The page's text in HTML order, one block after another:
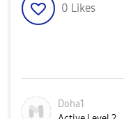
0 Likes
Doha1